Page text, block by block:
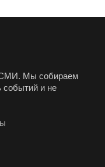
СМИ. Мы собираем
событий и не